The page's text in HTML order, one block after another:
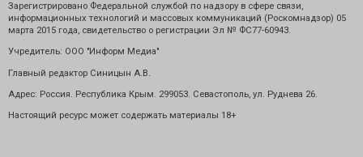
Зарегистрировано Федеральной службой по надзору в сфере связи,
информационных технологий и массовых коммуникаций (Роскомнадзор) 05
марта 2015 года, свидетельство о регистрации Эл № ФС77-60943.
Учредитель: ООО "Информ Медиа"
Главный редактор Синицын А.В.
Адрес: Россия. Республика Крым. 299053. Севастополь, ул. Руднева 26.
Настоящий ресурс может содержать материалы 18+